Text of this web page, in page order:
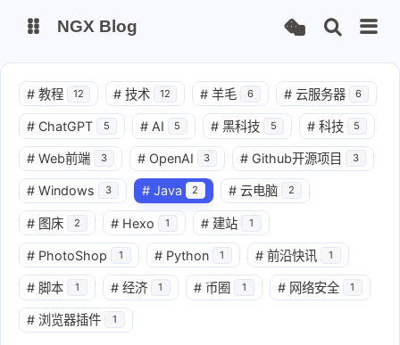
Status Qexo
备用链接 Code-Server
NGX Blog
# 教程 12 # 技术 12 # 羊毛 6 # 云服务器 6
# ChatGPT 5 # AI 5 # 黑科技 5 # 科技 5
# Web前端 3 # OpenAI 3 # Github开源项目 3
# Windows 3 # Java 2 # 云电脑 2
# 图床 2 # Hexo 1 # 建站 1
# PhotoShop 1 # Python 1 # 前沿快讯 1
# 脚本 1 # 经济 1 # 币圈 1 # 网络安全 1
# 浏览器插件 1